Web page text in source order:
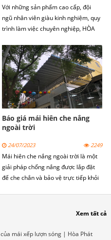
Với những sản phẩm cao cấp, đội
ngũ nhân viên giàu kinh nghiệm, quy
trình làm việc chuyên nghiệp, HÒA
tốt nhất, làm hài lòng tất cả quý
khách hàng.
Báo giá mái hiên che nắng
ngoài trời
24/07/2023 2249
Mái hiên che nắng ngoài trời là một
giải pháp chống nắng được lắp đặt
để che chắn và bảo vệ trực tiếp khỏi
trời có thể có nhiều kiểu dáng và vật
cầu và phong cách của không gian.
Xem tất cả
mái xếp lượn sóng | Hòa Phát